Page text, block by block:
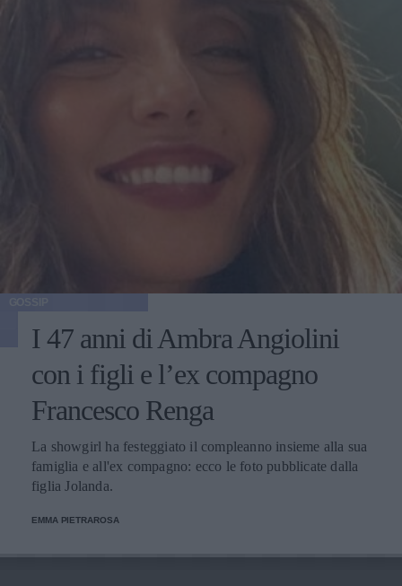
I 47 anni di Ambra Angiolini
con i figli e l’ex compagno
Francesco Renga
La showgirl ha festeggiato il compleanno insieme alla sua
famiglia e all'ex compagno: ecco le foto pubblicate dalla
figlia Jolanda.
EMMA PIETRAROSA